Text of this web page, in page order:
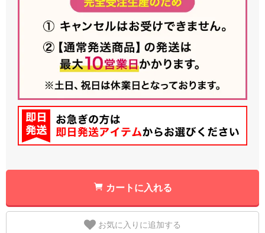
カートに入れる
お気に入りに追加する